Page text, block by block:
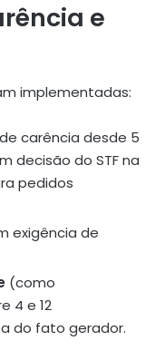
e
implementadas:
carência desde 5
decisão do STF na
pedidos
exigência de
(como
4 e 12
do fato gerador.